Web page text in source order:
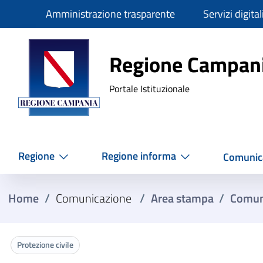
SlimAmministrazione trasparente Servizi
Regione
Regione
Portale Istituzionale
Regione Regione informa
Home / Comunicazione / Area stampa /
Protezione civile